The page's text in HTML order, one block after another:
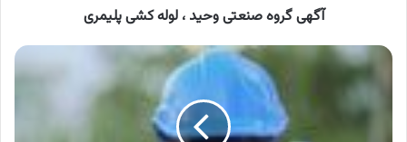
آگهی گروه صنعتی وحید ، لوله کشی پلیمری
آگهی
سینا